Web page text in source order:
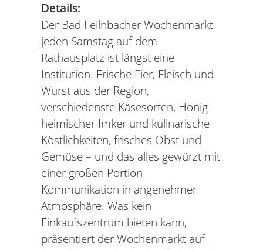
Details:
Der Bad Feilnbacher Wochenmarkt
jeden Samstag auf dem
Rathausplatz ist längst eine
Institution. Frische Eier, Fleisch und
Wurst aus der Region,
verschiedenste Käsesorten, Honig
heimischer Imker und kulinarische
Köstlichkeiten, frisches Obst und
Gemüse – und das alles gewürzt mit
einer großen Portion
Kommunikation in angenehmer
Atmosphäre. Was kein
Einkaufszentrum bieten kann,
präsentiert der Wochenmarkt auf